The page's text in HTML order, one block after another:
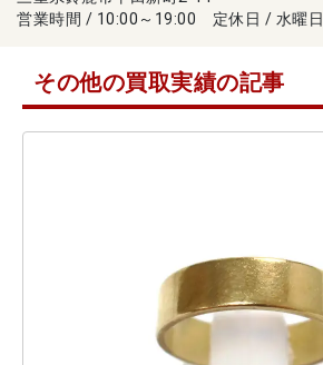
営業時間 / 10:00～19:00 定休日 / 水曜日
その他の買取実績の記事